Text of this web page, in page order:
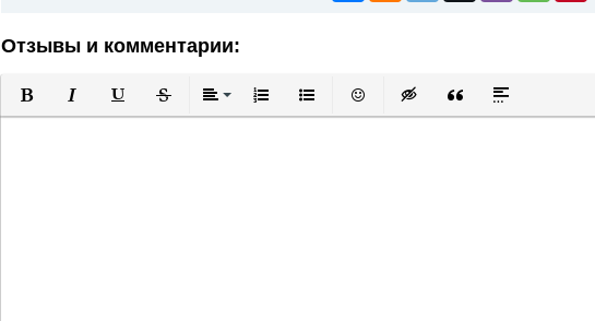
Отзывы и комментарии:
Полужирный
КурсивПодчеркнутый
ЗачеркнутыйВыравнивание
Нумерованный список
Маркированный список
Вставить смайлик
Вставка скрытого текста
Вставка цитаты
Вставка